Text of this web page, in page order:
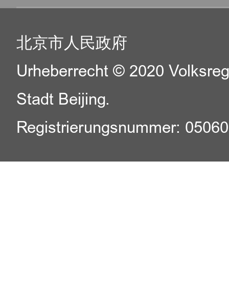
北京市人民政府
Urheberrecht © 2020
Stadt Beijing.
Registrierungsnummer: